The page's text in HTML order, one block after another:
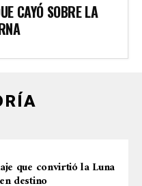
CAYÓ SOBRE LA
que convirtió la Luna
en destino